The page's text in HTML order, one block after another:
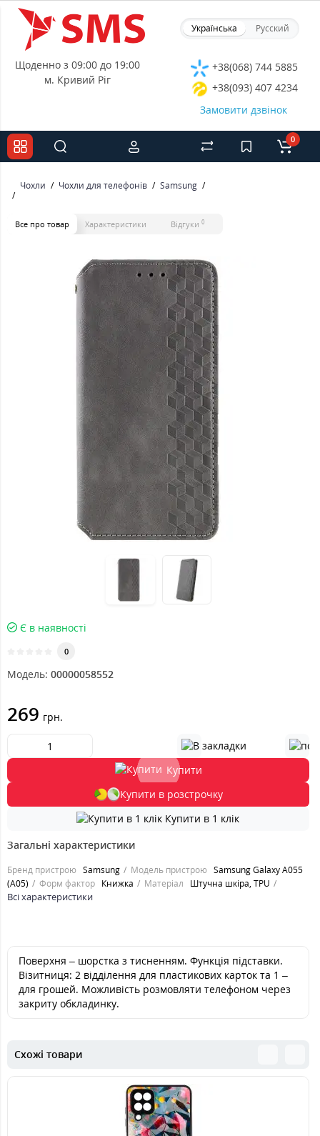
Українська Русский
Щоденно з 09:00 до 19:00
м. Кривий Ріг
+38(068) 744 5885
+38(093) 407 4234
Замовити дзвінок
0
Чохли Чохли для телефонів Samsung
Все про товар Характеристики Відгуки 0
Є в наявності
0
Модель: 00000058552
269 грн.
Купити
Купити в розстрочку
Купити в 1 клік
Загальні характеристики
Бренд пристрою Samsung Модель пристрою Samsung Galaxy A055
(A05)
Форм фактор Книжка Матеріал Штучна шкіра, TPU
Всі характеристики
Поверхня – шорстка з тисненням. Функція підставки.
Візитниця: 2 відділення для пластикових карток та 1 –
для грошей. Можливість розмовляти телефоном через
закриту обкладинку.
Схожі товари